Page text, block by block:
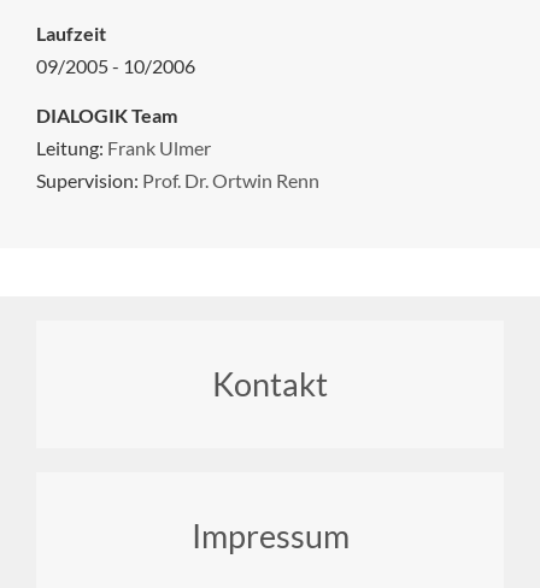
Laufzeit
09/2005 - 10/2006
DIALOGIK Team
Leitung: Frank Ulmer
Supervision: Prof. Dr. Ortwin Renn
Kontakt
Impressum